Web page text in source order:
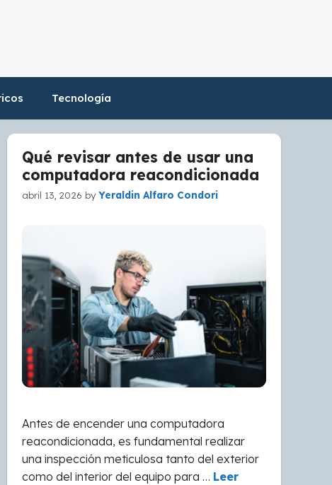
Tecnología
Qué revisar antes de usar una
computadora reacondicionada
abril 13, 2026 byYeraldin Alfaro Condori
Antes de encender una computadora
reacondicionada, es fundamental realizar
una inspección meticulosa tanto del exterior
como del interior del equipo para … Leer